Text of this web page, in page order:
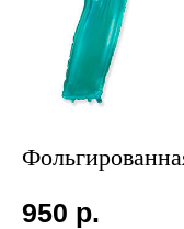
950 р.